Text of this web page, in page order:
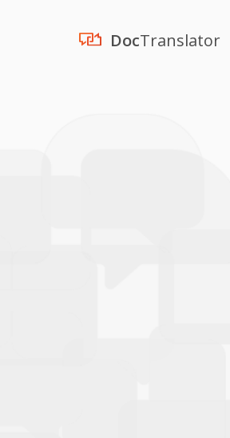
DocTranslator